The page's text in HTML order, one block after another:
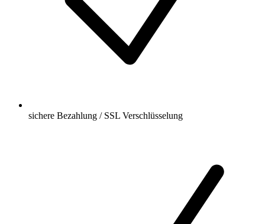
sichere Bezahlung / SSL Verschlüsselung